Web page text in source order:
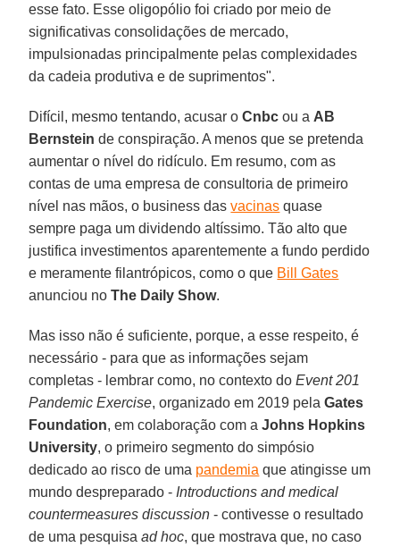
esse fato. Esse oligopólio foi criado por meio de
significativas consolidações de mercado,
impulsionadas principalmente pelas complexidades
da cadeia produtiva e de suprimentos".
Difícil, mesmo tentando, acusar oCnbc ou a AB
Bernstein de conspiração. A menos que se pretenda
aumentar o nível do ridículo. Em resumo, com as
contas de uma empresa de consultoria de primeiro
nível nas mãos, o business dasvacinas quase
sempre paga um dividendo altíssimo. Tão alto que
justifica investimentos aparentemente a fundo perdido
e meramente filantrópicos, como o que Bill Gates
anunciou noThe Daily Show.
Mas isso não é suficiente, porque, a esse respeito, é
necessário - para que as informações sejam
completas - lembrar como, no contexto doEvent 201
Pandemic Exercise, organizado em 2019 pelaGates
Foundation, em colaboração com aJohns Hopkins
University, o primeiro segmento do simpósio
dedicado ao risco de uma pandemia que atingisse um
mundo despreparado - Introductions and medical
countermeasures discussion - contivesse o resultado
de uma pesquisaad hoc, que mostrava que, no caso